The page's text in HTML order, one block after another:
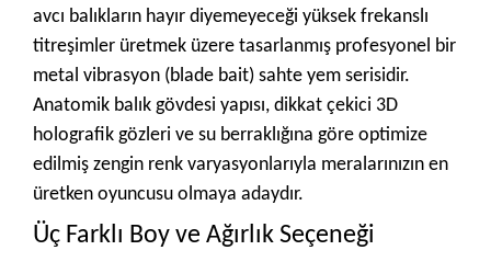
avcı balıkların hayır diyemeyeceği yüksek frekanslı
titreşimler üretmek üzere tasarlanmış profesyonel bir
metal vibrasyon (blade bait) sahte yem serisidir.
Anatomik balık gövdesi yapısı, dikkat çekici 3D
holografik gözleri ve su berraklığına göre optimize
edilmiş zengin renk varyasyonlarıyla meralarınızın en
üretken oyuncusu olmaya adaydır.
Üç Farklı Boy ve Ağırlık Seçeneği